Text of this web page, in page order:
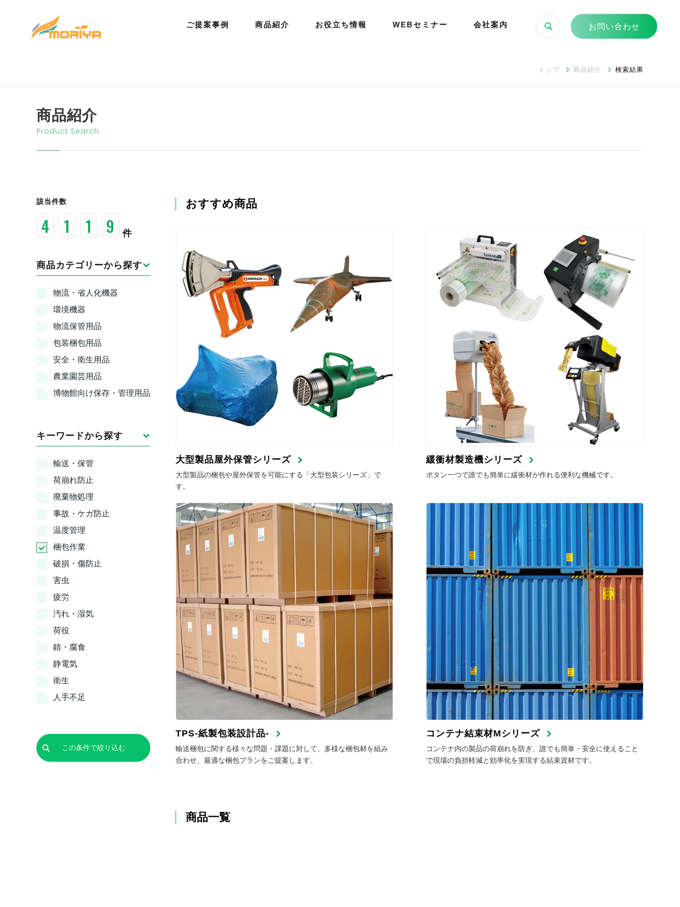
ご提案事例 商品紹介 お役立ち情報 WEBセミナー 会社案内 お問い合わせ
トップ 商品紹介 検索結果
商品紹介
Product Search
該当件数
6 9 6 9 件
商品カテゴリーから探す
物流・省人化機器
環境機器
物流保管用品
包装梱包用品
安全・衛生用品
農業園芸用品
博物館向け保存・管理用品
キーワードから探す
輸送・保管
荷崩れ防止
廃棄物処理
事故・ケガ防止
温度管理
梱包作業
破損・傷防止
害虫
疲労
汚れ・湿気
荷役
錆・腐食
静電気
衛生
人手不足
おすすめ商品
大型製品屋外保管シリーズ
大型製品の梱包や屋外保管を可能にする「大型包装シリーズ」で
す。
緩衝材製造機シリーズ
ボタン一つで誰でも簡単に緩衝材が作れる便利な機械です。
TPS-紙製包装設計品-
輸送梱包に関する様々な問題・課題に対して、多様な梱包材を組み
合わせ、最適な梱包プランをご提案します。
コンテナ結束材Mシリーズ
コンテナ内の製品の荷崩れを防ぎ、誰でも簡単・安全に使えること
で現場の負担軽減と効率化を実現する結束資材です。
商品一覧